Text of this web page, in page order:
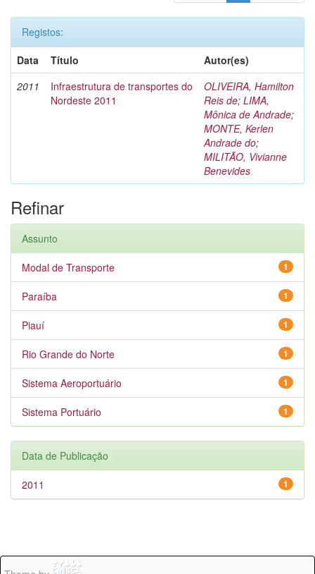
Registos:
Data
Título
Autor(es)
2011
Infraestrutura de transportes do
Nordeste 2011
OLIVEIRA, Hamilton
Reis de; LIMA,
Mônica de Andrade;
MONTE, Kerlen
Andrade do;
MILITÃO, Vivianne
Benevides
Refinar
Assunto
1
Modal de Transporte
1
Paraíba
1
Piauí
1
Rio Grande do Norte
1
Sistema Aeroportuário
1
Sistema Portuário
Data de Publicação
1
2011